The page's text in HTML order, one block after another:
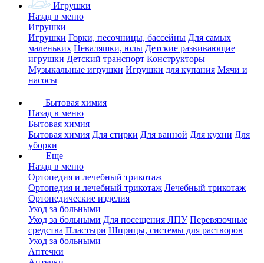
Игрушки
Назад в меню
Игрушки
Игрушки Горки, песочницы, бассейны Для самых
маленьких Неваляшки, юлы Детские развивающие
игрушки Детский транспорт Конструкторы
Музыкальные игрушки Игрушки для купания Мячи и
насосы
Бытовая химия
Назад в меню
Бытовая химия
Бытовая химия Для стирки Для ванной Для кухни Для
уборки
Еще
Назад в меню
Ортопедия и лечебный трикотаж
Ортопедия и лечебный трикотаж Лечебный трикотаж
Ортопедические изделия
Уход за больными
Уход за больными Для посещения ЛПУ Перевязочные
средства Пластыри Шприцы, системы для растворов
Уход за больными
Аптечки